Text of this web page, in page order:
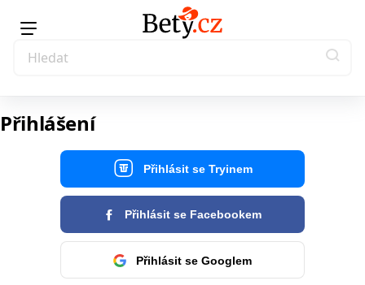
Přihlášení
Přihlásit se Tryinem
Přihlásit se Facebookem
Přihlásit se Googlem